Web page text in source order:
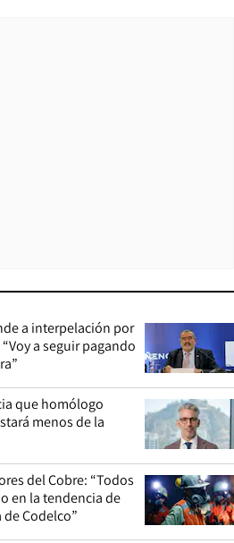
a interpelación por
a seguir pagando
que homólogo
menos de la
del Cobre: “Todos
en la tendencia de
Codelco”